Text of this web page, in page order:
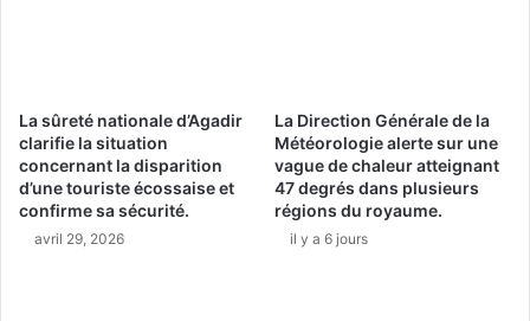
La sûreté nationale d’Agadir
clarifie la situation
concernant la disparition
d’une touriste écossaise et
confirme sa sécurité.
avril 29, 2026
La Direction Générale de la
Météorologie alerte sur une
vague de chaleur atteignant
47 degrés dans plusieurs
régions du royaume.
il y a 6 jours